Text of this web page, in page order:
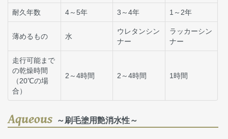
耐久年数 4～5年 3～4年 1～2年
薄めるもの 水
ウレタンシン
ナー
ラッカーシン
ナー
走行可能まで
の乾燥時間
（20℃の場
合）
2～4時間 2～4時間 1時間
Aqueous ～刷毛塗用艶消水性～